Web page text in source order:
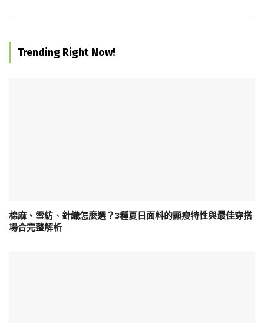
Trending Right Now!
棉麻、雪紡、針織怎麼選？3種夏日面料的顯瘦特性與最佳穿搭
場合完整解析